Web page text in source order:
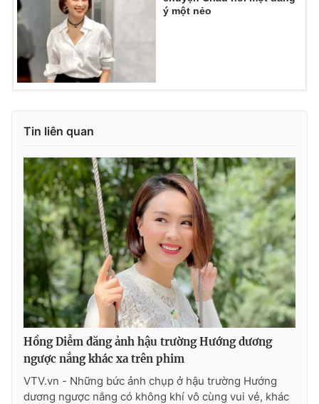
Ðiện thoại Thời báo VTV:
024.66 897 897
Email:
toasoan@vtv.vn
Liên hệ quảng cáo:024-7300.7108
® Cấm sao chép dưới mọi hình thức nếu không có sự chấp
thuận bằng văn bản. Ghi rõ nguồn VTV.vn khi phát hành lại
thông tin từ website này.
ý một nẻo
Tin liên quan
Hồng Diễm đăng ảnh hậu trường Hướng dương
ngược nắng khác xa trên phim
VTV.vn - Những bức ảnh chụp ở hậu trường Hướng
dương ngược nắng có không khí vô cùng vui vẻ, khác